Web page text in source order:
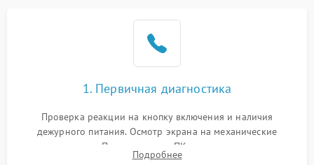
1000 ₽
Поломка системы
автоматического
1000 ₽ Подробнее →
Неисправность системы
1000 ₽
1. Первичная диагностика
Проверка реакции на кнопку включения и наличия
дежурного питания. Осмотр экрана на механические
повреждения. Подключение к ПК для оценки вывода
изображения, работы подсветки и выявления артефактов на
Подробнее